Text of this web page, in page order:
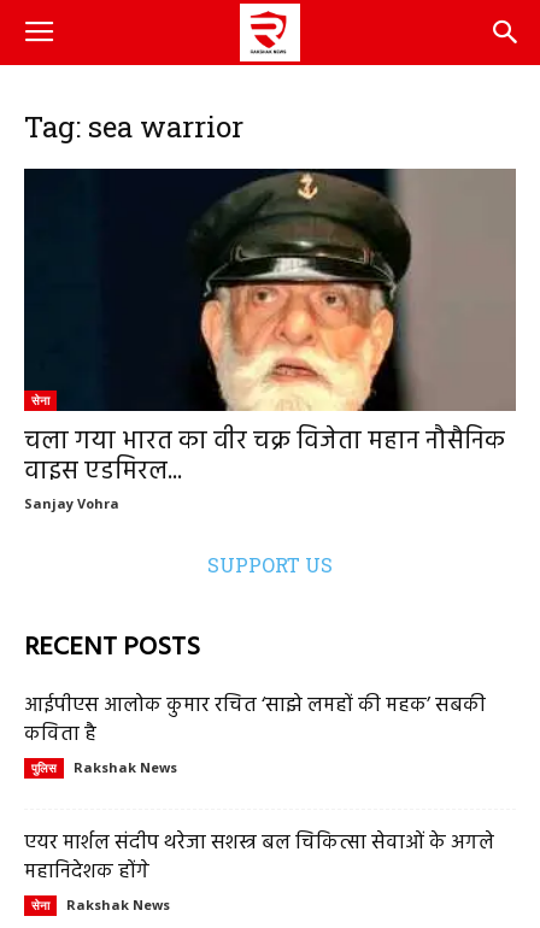
Tag: sea warrior
सेना
चला गया भारत का वीर चक्र विजेता महान नौसैनिक
वाइस एडमिरल...
Sanjay Vohra
SUPPORT US
RECENT POSTS
आईपीएस आलोक कुमार रचित ‘साझे लमहों की महक’ सबकी
कविता है
पुलिस Rakshak News
एयर मार्शल संदीप थरेजा सशस्त्र बल चिकित्सा सेवाओं के अगले
महानिदेशक होंगे
सेना Rakshak News